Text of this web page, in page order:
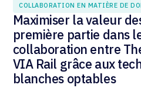
COLLABORATION EN MATIÈRE DE
Maximiser la valeur
première partie dans
collaboration entre
VIA Rail grâce aux
blanches optables